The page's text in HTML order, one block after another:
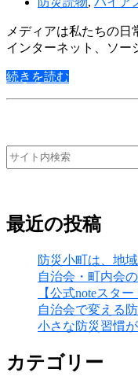
メディアは私たちの
インターネット、ソ
続きを読む
検索
最近の投稿
防災小町は、地
自治会・町内会
【公式noteスタ
自治会で変える
小さな防災習慣
カテゴリー